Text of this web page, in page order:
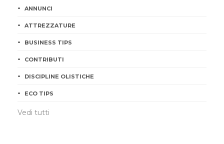
ANNUNCI
ATTREZZATURE
BUSINESS TIPS
CONTRIBUTI
DISCIPLINE OLISTICHE
ECO TIPS